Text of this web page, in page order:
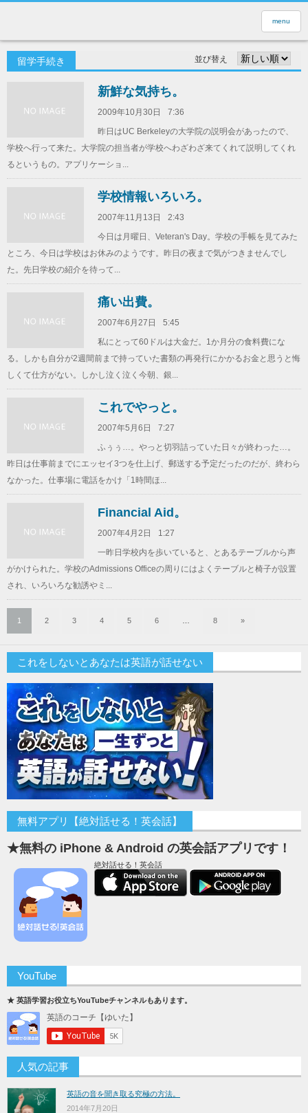
menu
留学手続き 並び替え
新鮮な気持ち。
2009年10月30日
7:36
昨日はUC Berkeleyの大学院の説明会があったので、
学校へ行って来た。大学院の担当者が学校へわざわざ来てくれて説明してくれ
るというもの。アプリケーショ...
学校情報いろいろ。
2007年11月13日
2:43
今日は月曜日、Veteran's Day。学校の手帳を見てみた
ところ、今日は学校はお休みのようです。昨日の夜まで気がつきませんでし
た。先日学校の紹介を待って...
痛い出費。
2007年6月27日
5:45
私にとって60ドルは大金だ。1か月分の食料費にな
る。しかも自分が2週間前まで持っていた書類の再発行にかかるお金と思うと悔
しくて仕方がない。しかし泣く泣く今朝、銀...
これでやっと。
2007年5月6日
7:27
ふぅぅ…。やっと切羽詰っていた日々が終わった…。
昨日は仕事前までにエッセイ3つを仕上げ、郵送する予定だったのだが、終わら
なかった。仕事場に電話をかけ「1時間ほ...
Financial Aid。
2007年4月2日
1:27
一昨日学校内を歩いていると、とあるテーブルから声
がかけられた。学校のAdmissions Officeの周りにはよくテーブルと椅子が設置
され、いろいろな勧誘やミ...
1 2 3 4 5 6 8 »
これをしないとあなたは英語が話せない
無料アプリ【絶対話せる！英会話】
★無料の iPhone & Android の英会話アプリです！
絶対話せる！英会話
YouTube
★ 英語学習お役立ちYouTubeチャンネルもあります。
人気の記事
英語の音を聞き取る究極の方法。
2014年7月20日